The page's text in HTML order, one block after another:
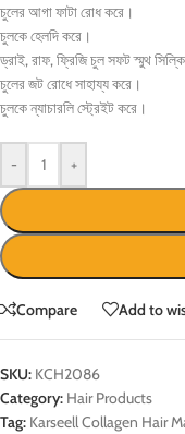
চুলের আগা ফাটা রোধ করে।
চুলকে হেলদি করে।
ড্রাই, রাফ, ফ্রিজি চুল সফট স্মুথ
চুলের জট রোধে সাহায্য করে।
চুলকে ন্যাচারলি স্ট্রেইট করে।
- +
Compare Add to
SKU: KCH2086
Category: Hair Products
Tag: Karseell Collagen Hair